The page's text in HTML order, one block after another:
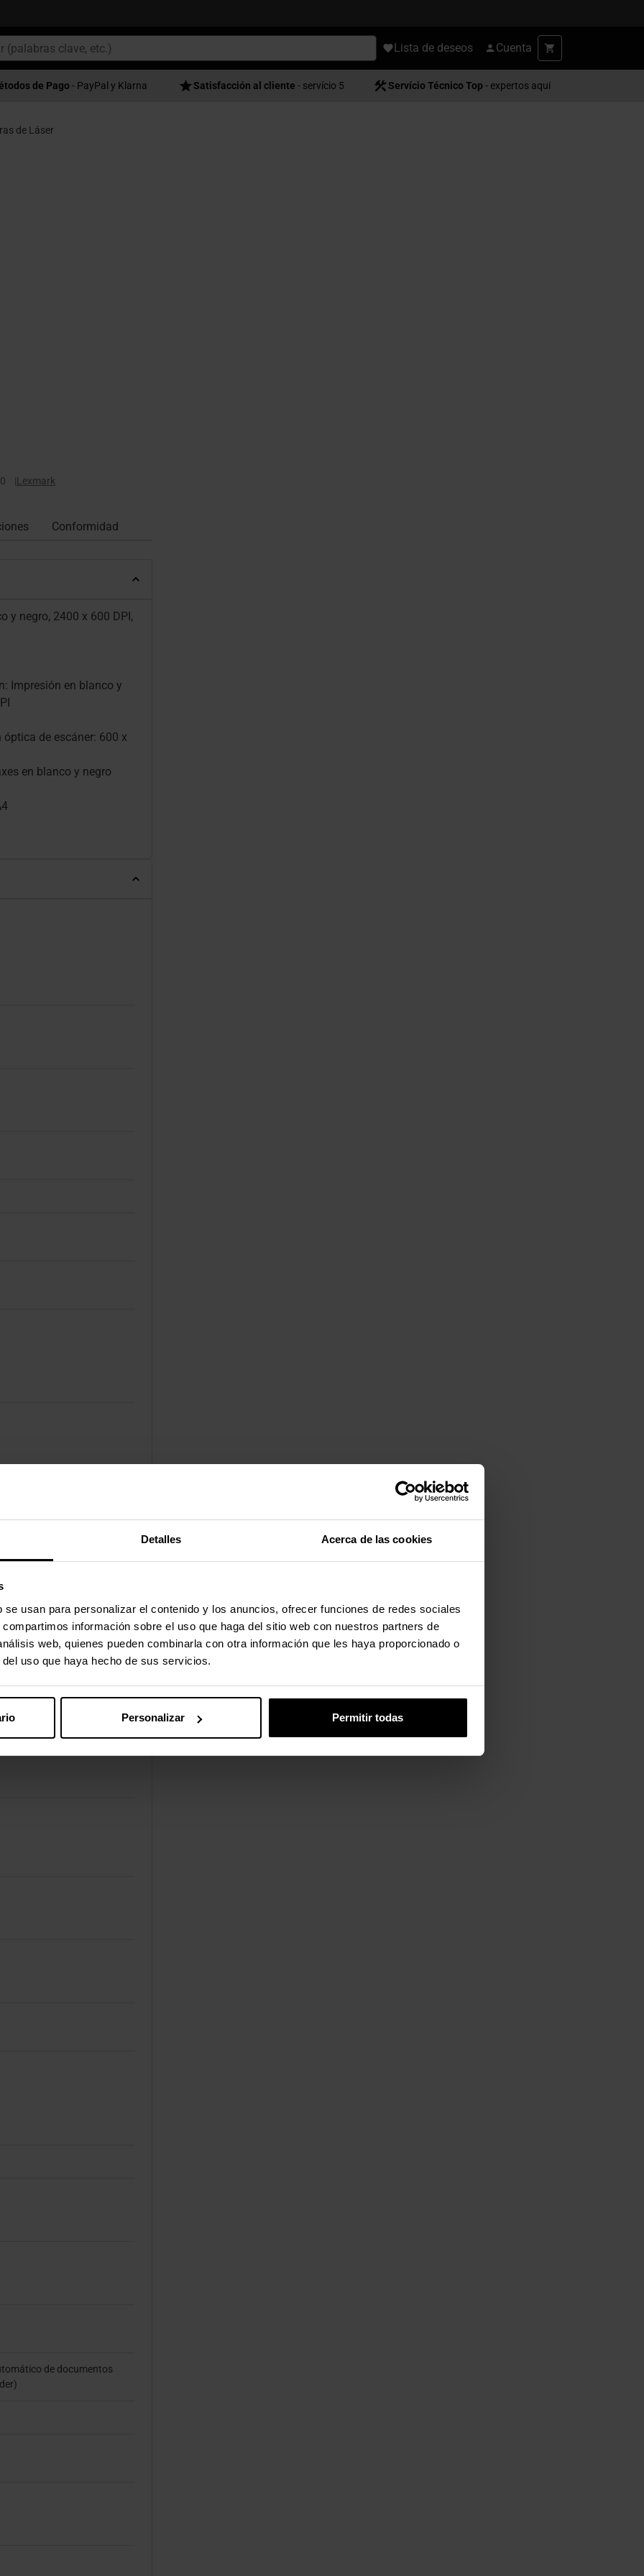
Detalles Acerca de las cookies
usan para personalizar el contenido y los anuncios, ofrecer funciones de redes sociales
información sobre el uso que haga del sitio web con nuestros partners de
web, quienes pueden combinarla con otra información que les haya proporcionado o
uso que haya hecho de sus servicios.
Personalizar Permitir todas
Lista de deseos Cuenta
de Pago - PayPal y Klarna Satisfacción al cliente - servício 5 Servício Técnico Top - expertos aquí
de Láser
|Lexmark
Conformidad
y negro, 2400 x 600 DPI,
Impresión en blanco y
óptica de escáner: 600 x
en blanco y negro
de documentos